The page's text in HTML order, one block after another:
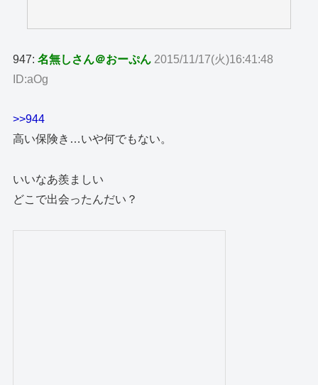
947:名無しさん＠おーぷん 2015/11/17(火)16:41:48
ID:aOg
>>944
高い保険き…いや何でもない。
いいなあ羨ましい
どこで出会ったんだい？